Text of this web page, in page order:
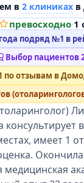
в 2 клиниках в
превосходно·1
подряд №1 в
Выбор пациентов
по отзывам в
консультирует
имеет 1
медицинская